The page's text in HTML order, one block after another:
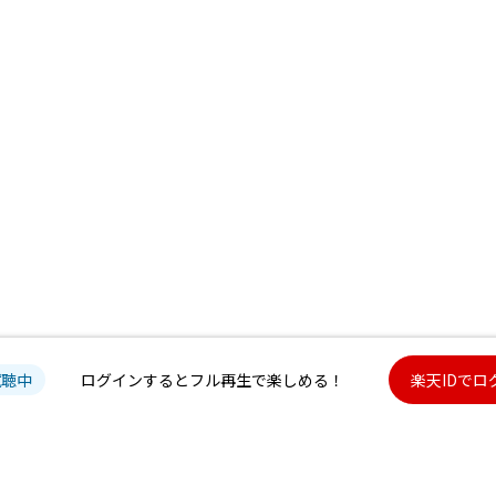
中 ログインするとフル再生で楽しめる！ 楽天IDでロ